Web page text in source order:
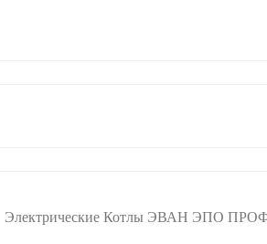
Электрические Котлы ЭВАН ЭПО